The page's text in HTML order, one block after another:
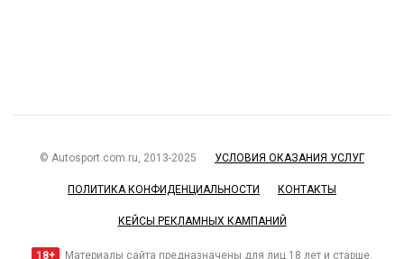
© Autosport.com.ru, 2013-2025 УСЛОВИЯ ОКАЗАНИЯ УСЛУГ
ПОЛИТИКА КОНФИДЕНЦИАЛЬНОСТИ КОНТАКТЫ
КЕЙСЫ РЕКЛАМНЫХ КАМПАНИЙ
18+ Материалы сайта предназначены для лиц 18 лет и старше.